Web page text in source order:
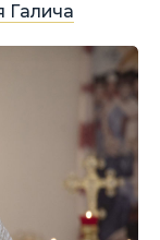
Галича